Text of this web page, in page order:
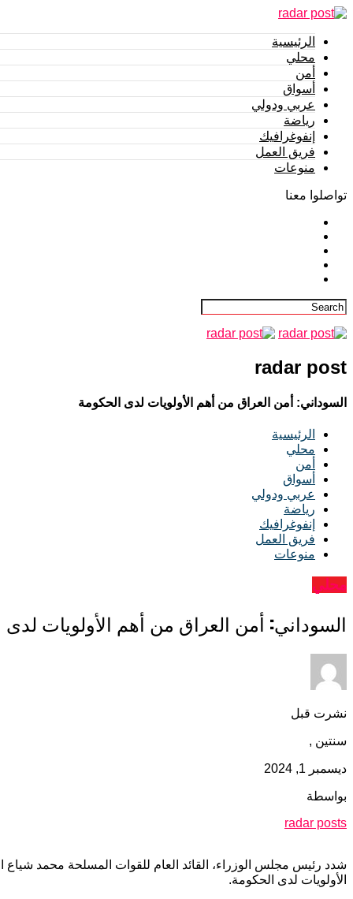
الرئيسية
محلي
أمن
أسواق
عربي ودولي
رياضة
إنفوغرافيك
فريق العمل
منوعات
تواصلوا معنا
radar post
السوداني: أمن العراق من أهم الأولويات لدى الحكومة
الرئيسية
محلي
أمن
أسواق
عربي ودولي
رياضة
إنفوغرافيك
فريق العمل
منوعات
محلي
السوداني: أمن العراق من أهم الأولويات
نشرت قبل
سنتين ,
ديسمبر 1, 2024
بواسطة
radar posts
شدد رئيس مجلس الوزراء، القائد العام للقوات المسلحة محمد شياع
الأولويات لدى الحكومة.